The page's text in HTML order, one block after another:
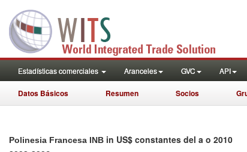
Estadísticas comerciales Aranceles GVC API
Datos Básicos Resumen Socios
Polinesia Francesa INB in US$ constantes del a o 2010